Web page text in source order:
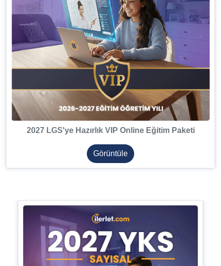
2027 LGS'ye Hazırlık VIP Online Eğitim Paketi
Görüntüle